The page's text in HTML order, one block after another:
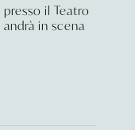
il Teatro
in scena